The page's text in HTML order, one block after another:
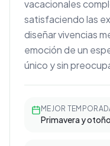
vacacionales
satisfaciendo las
diseñar vivencias
emoción de un
único y sin
MEJOR
Primavera y